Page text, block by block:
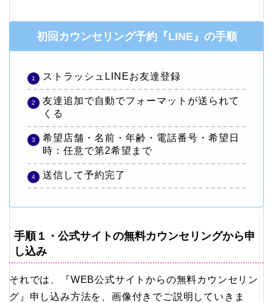
初回カウンセリング予約『LINE』の手順
ストラッシュLINEお友達登録
友達追加で自動でフォーマットが送られて
くる
希望店舗・名前・年齢・電話番号・希望日
時：任意で第2希望まで
送信して予約完了
手順１・公式サイトの無料カウンセリングから申
し込み
それでは、『WEB公式サイトからの無料カウンセリン
グ』申し込み方法を、画像付きでご説明していきま